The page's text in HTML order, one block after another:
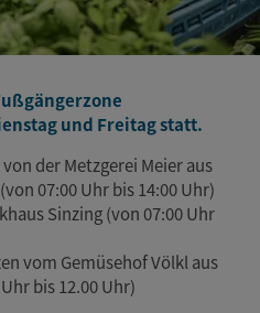
und Freitag statt.
der Metzgerei Meier aus
07:00 Uhr bis 14:00 Uhr)
Sinzing (von 07:00 Uhr
vom Gemüsehof Völkl aus
bis 12.00 Uhr)